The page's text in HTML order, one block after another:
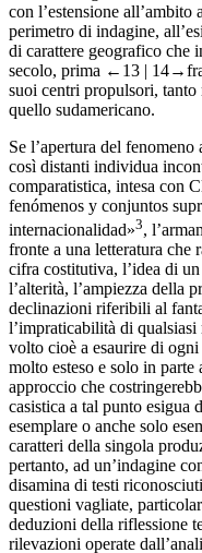
con l’estensione
perimetro di indagine,
di carattere geografico che
secolo, prima ←13 | 14→
suoi centri propulsori,
quello sudamericano.
Se l’apertura del
così distanti individua
comparatistica, intesa con
fenómenos y conjuntos
internacionalidad»3,
fronte a una letteratura che
cifra costitutiva, l’idea di
l’alterità, l’ampiezza della
declinazioni riferibili al
l’impraticabilità di
volto cioè a esaurire di
molto esteso e solo in parte
approccio che
casistica a tal punto esigua
esemplare o anche solo
caratteri della singola
pertanto, ad un’indagine
disamina di testi
questioni vagliate,
deduzioni della riflessione
rilevazioni operate